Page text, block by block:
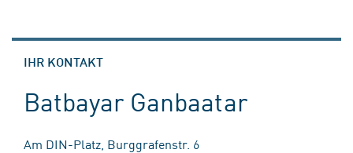
IHR KONTAKT
Batbayar Ganbaatar
Am DIN-Platz, Burggrafenstr. 6